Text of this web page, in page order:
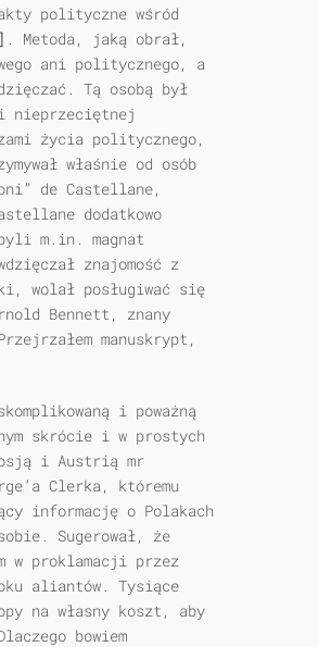
polityczne wśród
. Metoda, jaką obrał,
ani politycznego, a
Tą osobą był
i nieprzeciętnej
życia politycznego,
właśnie od osób
de Castellane,
dodatkowo
m.in. magnat
znajomość z
wolał posługiwać się
Bennett, znany
manuskrypt,
i poważną
skrócie i w prostych
i Austrią mr
Clerka, któremu
informację o Polakach
Sugerował, że
w proklamacji przez
aliantów. Tysiące
na własny koszt, aby
bowiem